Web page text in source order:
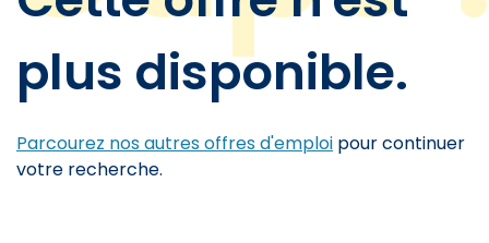
plus disponible.
Parcourez nos autres offres d'emploi pour continuer
votre recherche.